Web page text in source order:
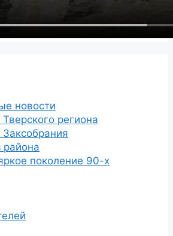
новости
региона
района
поколение 90-х